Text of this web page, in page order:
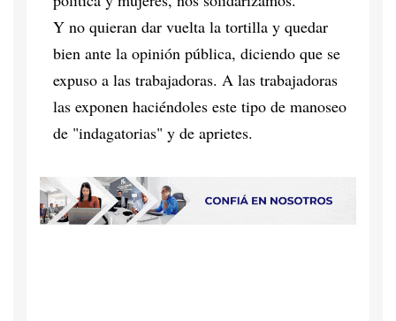
Y no quieran dar vuelta la tortilla y quedar
bien ante la opinión pública, diciendo que se
expuso a las trabajadoras. A las trabajadoras
las exponen haciéndoles este tipo de manoseo
de "indagatorias" y de aprietes.